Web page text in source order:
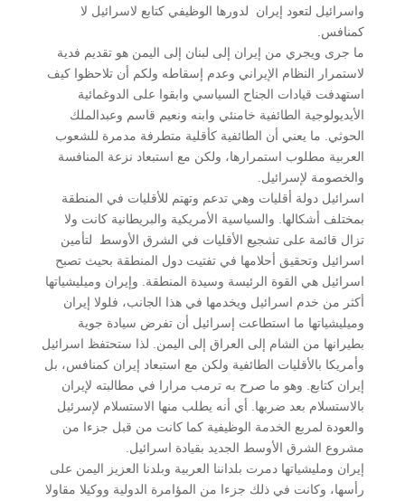
واسرائيل لتعود إيران لدورها الوظيفي كتابع لاسرائيل لا
كمنافس.
ما جرى ويجري من إيران إلى لبنان إلى اليمن هو تقديم فدية
لاستمرار النظام الإيراني وعدم إسقاطه ولكم أن تلاحظوا كيف
استهدفت قيادات الجناح السياسي وابقوا على الدوغمائية
الأيديولوجية الطائفية خامنئي وابنه ونعيم قاسم وعبدالملك
الحوثي. ما يعني أن الطائفية كأقلية متطرفة مدمرة للشعوب
العربية مطلوب استمرارها، ولكن مع استبعاد نزعة المنافسة
والخصومة لإسرائيل.
اسرائيل دولة أقليات وهي تدعم وتهتم للأقليات في المنطقة
بمختلف أشكالها. والسياسية الأمريكية والبريطانية كانت ولا
تزال قائمة على تشجيع الأقليات في الشرق الأوسط لتأمين
اسرائيل وتحقيق أحلامها في تفتيت دول المنطقة بحيث تصبح
اسرائيل هي القوة الرئيسة وسيدة المنطقة. وإيران وميليشياتها
أكثر من خدم اسرائيل ويخدمها في هذا الجانب، فلولا إيران
وميليشياتها ما استطاعت إسرائيل أن تفرض سيادة جوية
بطيرانها من الشام إلى العراق إلى اليمن. لذا ستحتفظ اسرائيل
وأمريكا بالأقليات الطائفية ولكن مع استبعاد إيران كمنافس، بل
إيران كتابع. وهو ما صرح به ترمب مرارا في مطالبته لإيران
بالاستسلام بعد ضربها. أي أنه يطلب منها الاستسلام لإسرئيل
والعودة لمربع الخدمة الوظيفية كما كانت من قبل جزءا من
مشروع الشرق الأوسط الجديد بقيادة اسرائيل.
إيران ومليشياتها دمرت بلداننا العربية وبلدنا العزيز اليمن على
رأسها، وكانت في ذلك جزءا من المؤامرة الدولية ووكيلا مقاولا